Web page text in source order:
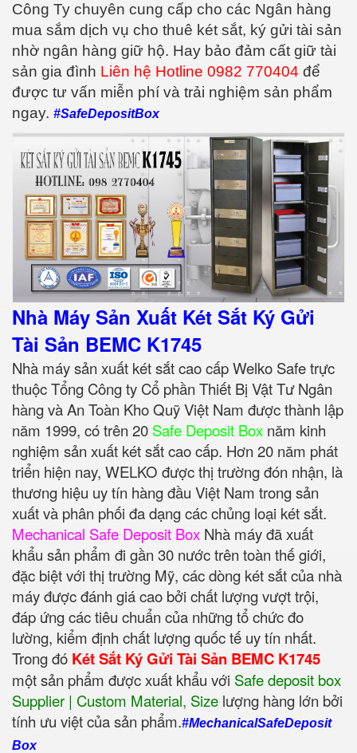
Công Ty chuyên cung cấp cho các Ngân hàng
mua sắm dịch vụ cho thuê két sắt, ký gửi tài sản
nhờ ngân hàng giữ hộ. Hay bảo đảm cất giữ tài
sản gia đình Liên hệ Hotline 0982 770404 để
được tư vấn miễn phí và trải nghiệm sản phẩm
ngay. #SafeDepositBox
Nhà Máy Sản Xuất Két Sắt Ký Gửi
Tài Sản BEMC K1745
Nhà máy sản xuất két sắt cao cấp Welko Safe trực
thuộc Tổng Công ty Cổ phần Thiết Bị Vật Tư Ngân
hàng và An Toàn Kho Quỹ Việt Nam được thành lập
năm 1999, có trên 20 Safe Deposit Box năm kinh
nghiệm sản xuất két sắt cao cấp. Hơn 20 năm phát
triển hiện nay, WELKO được thị trường đón nhận, là
thương hiệu uy tín hàng đầu Việt Nam trong sản
xuất và phân phối đa dạng các chủng loại két sắt.
Mechanical Safe Deposit Box Nhà máy đã xuất
khẩu sản phẩm đi gần 30 nước trên toàn thế giới,
đặc biệt với thị trường Mỹ, các dòng két sắt của nhà
máy được đánh giá cao bởi chất lượng vượt trội,
đáp ứng các tiêu chuẩn của những tổ chức đo
lường, kiểm định chất lượng quốc tế uy tín nhất.
Trong đó Két Sắt Ký Gửi Tài Sản BEMC K1745
một sản phẩm được xuất khẩu với Safe deposit box
Supplier | Custom Material, Size ‎ lượng hàng lớn bởi
tính ưu việt của sản phẩm.#MechanicalSafeDeposit
Box